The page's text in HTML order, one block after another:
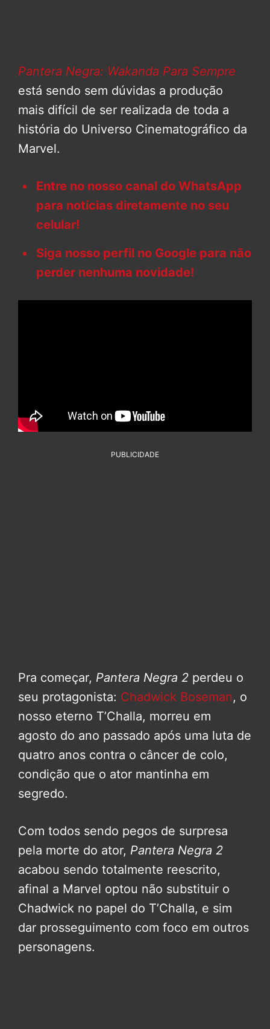
Pantera Negra: Wakanda Para Sempre
está sendo sem dúvidas a produção
mais difícil de ser realizada de toda a
história do Universo Cinematográfico da
Marvel.
Entre no nosso canal do WhatsApp
para notícias diretamente no seu
celular!
Siga nosso perfil no Google para não
perder nenhuma novidade!
PUBLICIDADE
Pra começar, Pantera Negra 2 perdeu o
seu protagonista: Chadwick Boseman, o
nosso eterno T’Challa, morreu em
agosto do ano passado após uma luta de
quatro anos contra o câncer de colo,
condição que o ator mantinha em
segredo.
Com todos sendo pegos de surpresa
pela morte do ator, Pantera Negra 2
acabou sendo totalmente reescrito,
afinal a Marvel optou não substituir o
Chadwick no papel do T’Challa, e sim
dar prosseguimento com foco em outros
personagens.